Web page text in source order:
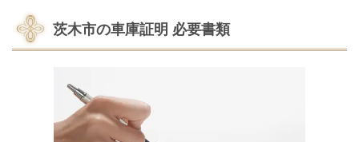
茨木市の車庫証明 必要書類